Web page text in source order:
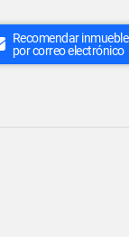
Recomendar inmueble
por correo electrónico